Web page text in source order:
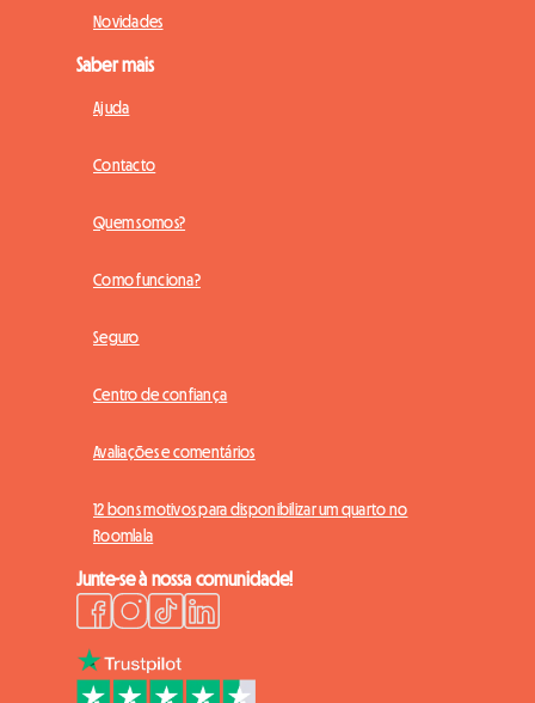
Novidades
Saber mais
Ajuda
Contacto
Quem somos?
Como funciona?
Seguro
Centro de confiança
Avaliações e comentários
12 bons motivos para disponibilizar um quarto no
Roomlala
Junte-se à nossa comunidade!